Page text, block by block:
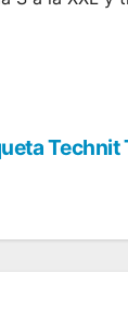
Technit